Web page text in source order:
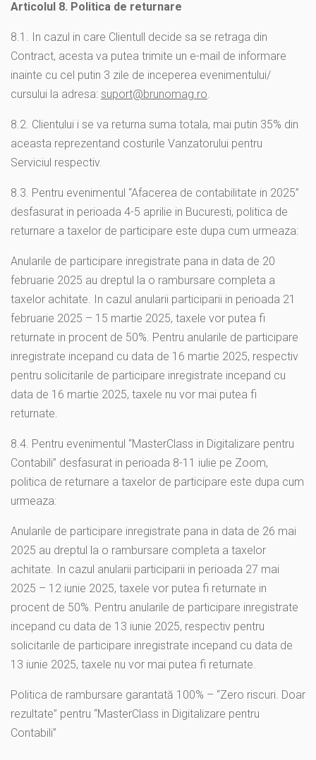
Articolul 8. Politica de returnare
8.1. In cazul in care Clientull decide sa se retraga din
Contract, acesta va putea trimite un e-mail de informare
inainte cu cel putin 3 zile de inceperea evenimentului/
cursului la adresa: suport@brunomag.ro.
8.2. Clientului i se va returna suma totala, mai putin 35% din
aceasta reprezentand costurile Vanzatorului pentru
Serviciul respectiv.
8.3. Pentru evenimentul “Afacerea de contabilitate in 2025”
desfasurat in perioada 4-5 aprilie in Bucuresti, politica de
returnare a taxelor de participare este dupa cum urmeaza:
Anularile de participare inregistrate pana in data de 20
februarie 2025 au dreptul la o rambursare completa a
taxelor achitate. In cazul anularii participarii in perioada 21
februarie 2025 – 15 martie 2025, taxele vor putea fi
returnate in procent de 50%. Pentru anularile de participare
inregistrate incepand cu data de 16 martie 2025, respectiv
pentru solicitarile de participare inregistrate incepand cu
data de 16 martie 2025, taxele nu vor mai putea fi
returnate.
8.4. Pentru evenimentul “MasterClass in Digitalizare pentru
Contabili” desfasurat in perioada 8-11 iulie pe Zoom,
politica de returnare a taxelor de participare este dupa cum
urmeaza:
Anularile de participare inregistrate pana in data de 26 mai
2025 au dreptul la o rambursare completa a taxelor
achitate. In cazul anularii participarii in perioada 27 mai
2025 – 12 iunie 2025, taxele vor putea fi returnate in
procent de 50%. Pentru anularile de participare inregistrate
incepand cu data de 13 iunie 2025, respectiv pentru
solicitarile de participare inregistrate incepand cu data de
13 iunie 2025, taxele nu vor mai putea fi returnate.
Politica de rambursare garantată 100% – “Zero riscuri. Doar
rezultate” pentru “MasterClass in Digitalizare pentru
Contabili”